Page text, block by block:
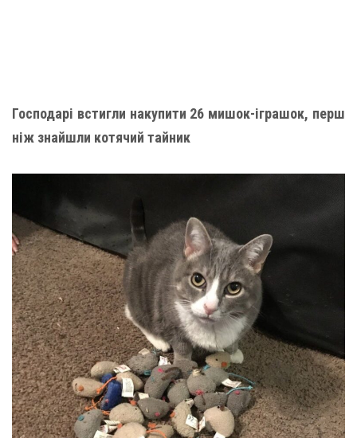
Господарі встигли накупити 26 мишок-іграшок, перш
ніж знайшли котячий тайник